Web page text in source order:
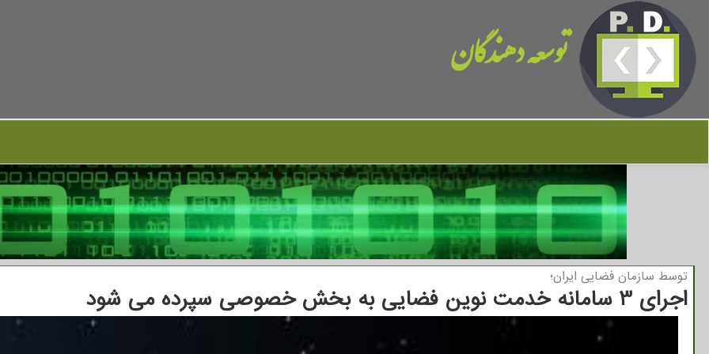
توسعه دهندگان
توسط سازمان فضایی ایران؛
اجرای 3 سامانه خدمت نوین فضایی به بخش خصوصی سپرده می شود